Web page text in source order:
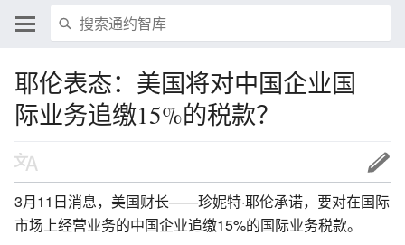
耶伦表态：美国将对中国企业国
际业务追缴15%的税款？
3月11日消息，美国财长——珍妮特·耶伦承诺，要对在国际
市场上经营业务的中国企业追缴15%的国际业务税款。